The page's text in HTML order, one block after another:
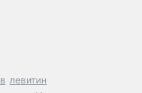
левитин